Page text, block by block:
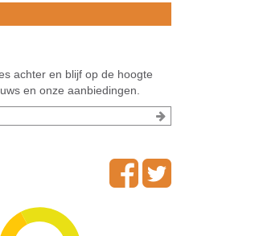
achter en blijf op de hoogte
en onze aanbiedingen.